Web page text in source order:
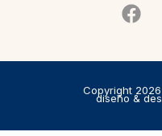
Copyright
diseño &